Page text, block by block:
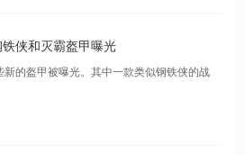
铁侠和灭霸盔甲曝光
新的盔甲被曝光。其中一款类似钢铁侠的战